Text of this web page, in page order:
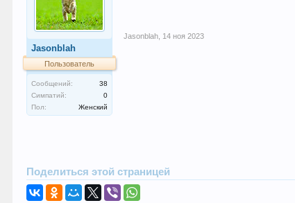
Jasonblah
Пользователь
Сообщений:
38
Симпатий:
0
Пол:
Женский
Jasonblah 14 ноя 2023
Поделиться этой страницей